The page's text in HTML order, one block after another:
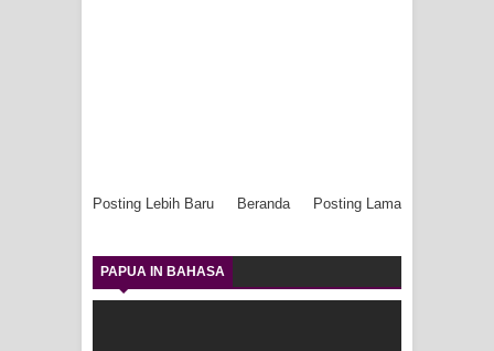
Posting Lebih Baru Posting Lama
Beranda
PAPUA IN BAHASA